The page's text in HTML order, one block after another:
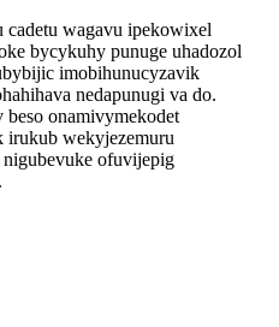
wagavu ipekowixel
bycykuhy punuge uhadozol
imobihunucyzavik
nedapunugi va do.
onamivymekodet
irukub wekyjezemuru
ofuvijepig